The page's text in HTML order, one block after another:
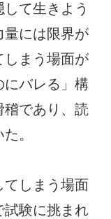
て生きよう
量には限界が
しまう場面が
にバレる」構
稽であり、読
。
しまう場面
試験に挑まれ